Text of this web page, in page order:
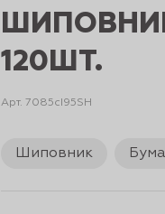
120ШТ.
Арт. 7085cI95SH
Шиповник